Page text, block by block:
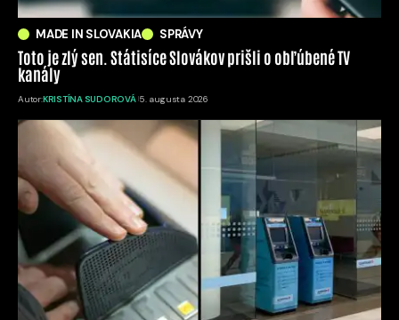
MADE IN SLOVAKIA SPRÁVY
Toto je zlý sen. Státisíce Slovákov prišli o obľúbené TV
kanály
Autor:KRISTÍNA SUDOROVÁ 5. augusta 2026